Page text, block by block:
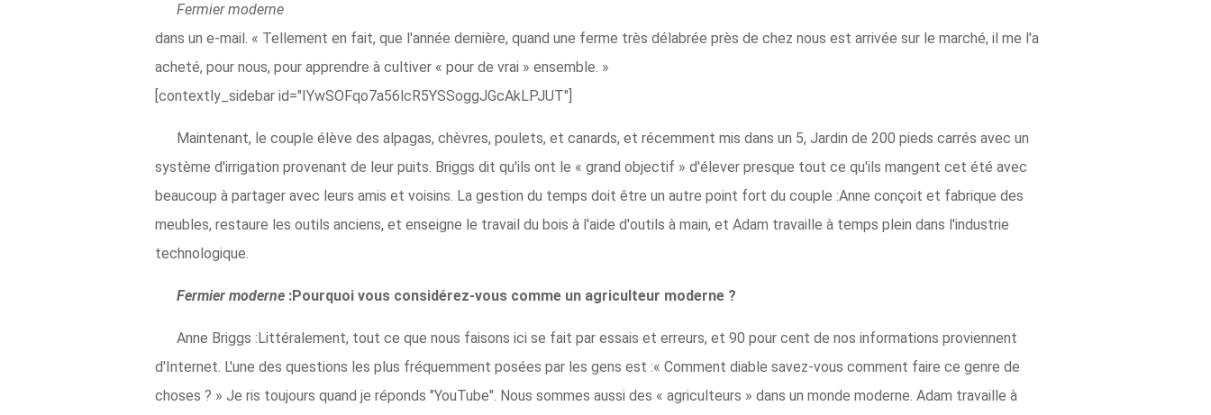
Fermier moderne
dans un e-mail. « Tellement en fait, que l'année dernière, quand une ferme très délabrée près de chez nous est arrivée sur le marché, il me l'a
acheté, pour nous, pour apprendre à cultiver « pour de vrai » ensemble. »
[contextly_sidebar id="IYwSOFqo7a56lcR5YSSoggJGcAkLPJUT"]
Maintenant, le couple élève des alpagas, chèvres, poulets, et canards, et récemment mis dans un 5, Jardin de 200 pieds carrés avec un
système d'irrigation provenant de leur puits. Briggs dit qu'ils ont le « grand objectif » d'élever presque tout ce qu'ils mangent cet été avec
beaucoup à partager avec leurs amis et voisins. La gestion du temps doit être un autre point fort du couple :Anne conçoit et fabrique des
meubles, restaure les outils anciens, et enseigne le travail du bois à l'aide d'outils à main, et Adam travaille à temps plein dans l'industrie
technologique.
Fermier moderne :Pourquoi vous considérez-vous comme un agriculteur moderne ?
Anne Briggs :Littéralement, tout ce que nous faisons ici se fait par essais et erreurs, et 90 pour cent de nos informations proviennent
d'Internet. L'une des questions les plus fréquemment posées par les gens est :« Comment diable savez-vous comment faire ce genre de
choses ? » Je ris toujours quand je réponds "YouTube". Nous sommes aussi des « agriculteurs » dans un monde moderne. Adam travaille à